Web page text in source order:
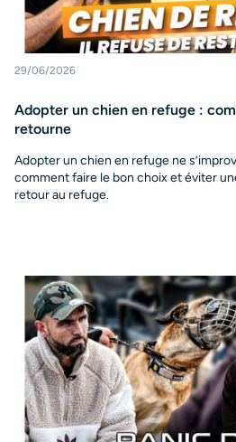
29/06/2026
Adopter un chien en refuge :
retourne
Adopter un chien en refuge ne
comment faire le bon choix et éviter
retour au refuge.